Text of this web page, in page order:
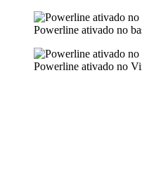
Powerline ativado no
Powerline ativado no